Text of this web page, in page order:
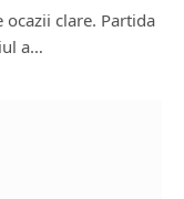
clare. Partida
a…